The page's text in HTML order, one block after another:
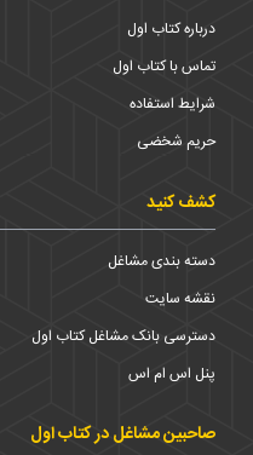
درباره کتاب اول
تماس با کتاب اول
شرایط استفاده
حریم شخضی
کشف کنید
دسته بندی مشاغل
نقشه سایت
دسترسی بانک مشاغل کتاب اول
پنل اس ام اس
صاحبین مشاغل در کتاب اول